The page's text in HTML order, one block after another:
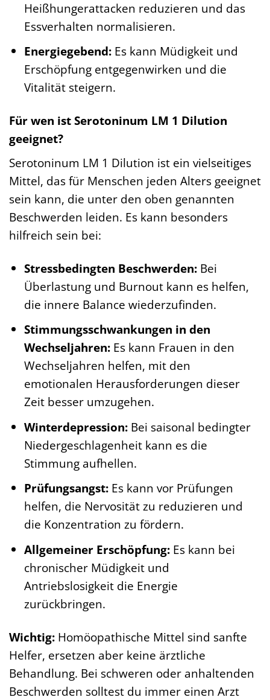
Heißhungerattacken reduzieren und das
Essverhalten normalisieren.
Energiegebend:Es kann Müdigkeit und
Erschöpfung entgegenwirken und die
Vitalität steigern.
Für wen ist Serotoninum LM 1 Dilution
geeignet?
Serotoninum LM 1 Dilution ist ein vielseitiges
Mittel, das für Menschen jeden Alters geeignet
sein kann, die unter den oben genannten
Beschwerden leiden. Es kann besonders
hilfreich sein bei:
Stressbedingten Beschwerden:Bei
Überlastung und Burnout kann es helfen,
die innere Balance wiederzufinden.
Stimmungsschwankungen in den
Wechseljahren:Es kann Frauen in den
Wechseljahren helfen, mit den
emotionalen Herausforderungen dieser
Zeit besser umzugehen.
Winterdepression:Bei saisonal bedingter
Niedergeschlagenheit kann es die
Stimmung aufhellen.
Prüfungsangst:Es kann vor Prüfungen
helfen, die Nervosität zu reduzieren und
die Konzentration zu fördern.
Allgemeiner Erschöpfung:Es kann bei
chronischer Müdigkeit und
Antriebslosigkeit die Energie
zurückbringen.
Wichtig: Homöopathische Mittel sind sanfte
Helfer, ersetzen aber keine ärztliche
Behandlung. Bei schweren oder anhaltenden
Beschwerden solltest du immer einen Arzt